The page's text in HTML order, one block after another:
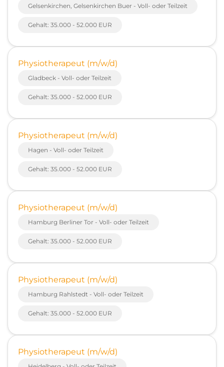
Gelsenkirchen, Gelsenkirchen Buer - Voll- oder Teilzeit
Gehalt: 35.000 - 52.000 EUR
Physiotherapeut (m/w/d)
Gladbeck - Voll- oder Teilzeit
Gehalt: 35.000 - 52.000 EUR
Physiotherapeut (m/w/d)
Hagen - Voll- oder Teilzeit
Gehalt: 35.000 - 52.000 EUR
Physiotherapeut (m/w/d)
Hamburg Berliner Tor - Voll- oder Teilzeit
Gehalt: 35.000 - 52.000 EUR
Physiotherapeut (m/w/d)
Hamburg Rahlstedt - Voll- oder Teilzeit
Gehalt: 35.000 - 52.000 EUR
Physiotherapeut (m/w/d)